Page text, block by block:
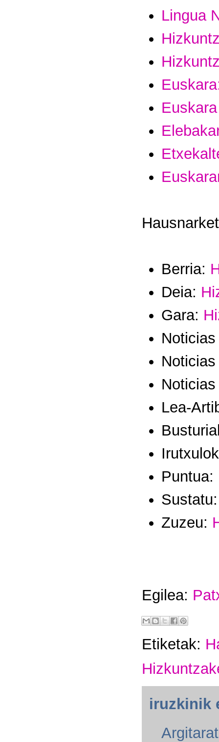
Lingua
Berria:
Deia:
Gara:
Lea-
Puntua:
Zuzeu:
Egilea:
Etiketak:
iruzkinik